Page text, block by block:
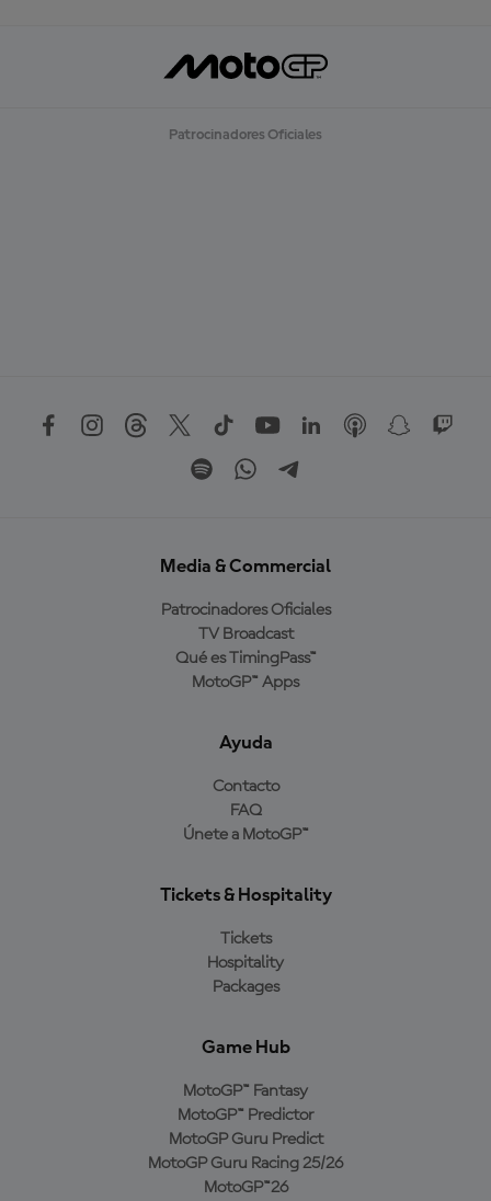
Patrocinadores Oficiales
Media & Commercial
Patrocinadores Oficiales
TV Broadcast
Qué es TimingPass™
MotoGP™ Apps
Ayuda
Contacto
FAQ
Únete a MotoGP™
Tickets & Hospitality
Tickets
Hospitality
Packages
Game Hub
MotoGP™ Fantasy
MotoGP™ Predictor
MotoGP Guru Predict
MotoGP Guru Racing 25/26
MotoGP™26